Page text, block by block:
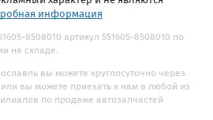
информация
8508010 артикул 551605-8508010 по
на складе.
вы можете круглосуточно через
или вы можете приехать к нам в любой из
по продаже автозапчастей